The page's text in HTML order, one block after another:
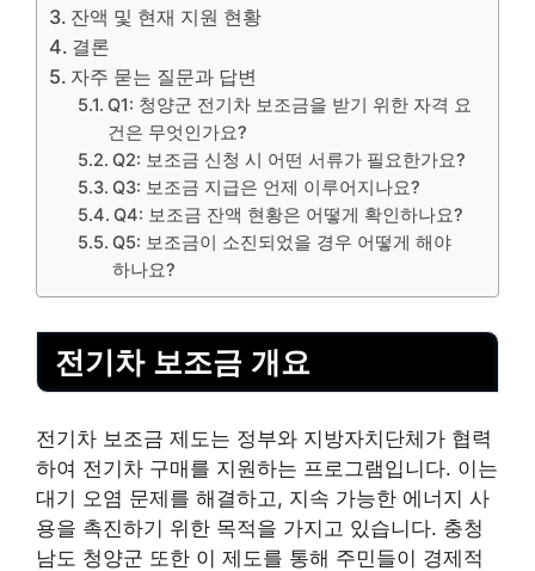
잔액 및 현재 지원 현황
결론
자주 묻는 질문과 답변
Q1: 청양군 전기차 보조금을 받기 위한 자격 요
건은 무엇인가요?
Q2: 보조금 신청 시 어떤 서류가 필요한가요?
Q3: 보조금 지급은 언제 이루어지나요?
Q4: 보조금 잔액 현황은 어떻게 확인하나요?
Q5: 보조금이 소진되었을 경우 어떻게 해야
하나요?
전기차 보조금 개요
전기차 보조금 제도는 정부와 지방자치단체가 협력
하여 전기차 구매를 지원하는 프로그램입니다. 이는
대기 오염 문제를 해결하고, 지속 가능한 에너지 사
용을 촉진하기 위한 목적을 가지고 있습니다. 충청
남도 청양군 또한 이 제도를 통해 주민들이 경제적